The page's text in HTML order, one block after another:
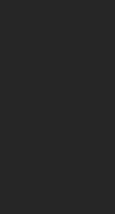
de guitare.
gratuit !
SAINT